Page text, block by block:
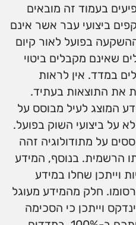
בעמוד זה מובאים
ביצועי עבר אשר אינם
בפועל לאור קיום
שאינם מקבלים ביטוי
במדד. אין לראות
את התוצאות בעתיד.
המוצג לעיל מבוסס על
על ביצועי השוק בפועל.
על מתודולוגיה זהה
הרשמית. בנוסף, המידע
וייתכן שחלו במידע
חלק מהמידע מעוגל
וייתכן כי הסכימה